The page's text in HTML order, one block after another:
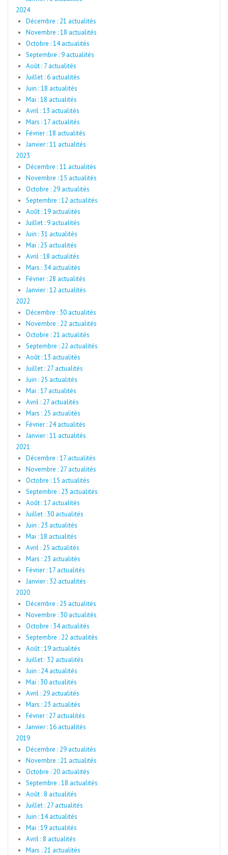
2024
Décembre : 21 actualités
Novembre : 18 actualités
Octobre : 14 actualités
Septembre : 9 actualités
Août : 7 actualités
Juillet : 6 actualités
Juin : 18 actualités
Mai : 18 actualités
Avril : 13 actualités
Mars : 17 actualités
Février : 18 actualités
Janvier : 11 actualités
2023
Décembre : 11 actualités
Novembre : 15 actualités
Octobre : 29 actualités
Septembre : 12 actualités
Août : 19 actualités
Juillet : 9 actualités
Juin : 31 actualités
Mai : 25 actualités
Avril : 18 actualités
Mars : 34 actualités
Février : 28 actualités
Janvier : 12 actualités
2022
Décembre : 30 actualités
Novembre : 22 actualités
Octobre : 21 actualités
Septembre : 22 actualités
Août : 13 actualités
Juillet : 27 actualités
Juin : 25 actualités
Mai : 17 actualités
Avril : 27 actualités
Mars : 25 actualités
Février : 24 actualités
Janvier : 11 actualités
2021
Décembre : 17 actualités
Novembre : 27 actualités
Octobre : 15 actualités
Septembre : 23 actualités
Août : 17 actualités
Juillet : 30 actualités
Juin : 23 actualités
Mai : 18 actualités
Avril : 25 actualités
Mars : 23 actualités
Février : 17 actualités
Janvier : 32 actualités
2020
Décembre : 25 actualités
Novembre : 30 actualités
Octobre : 34 actualités
Septembre : 22 actualités
Août : 19 actualités
Juillet : 32 actualités
Juin : 24 actualités
Mai : 30 actualités
Avril : 29 actualités
Mars : 23 actualités
Février : 27 actualités
Janvier : 16 actualités
2019
Décembre : 29 actualités
Novembre : 21 actualités
Octobre : 20 actualités
Septembre : 18 actualités
Août : 8 actualités
Juillet : 27 actualités
Juin : 14 actualités
Mai : 19 actualités
Avril : 8 actualités
Mars : 21 actualités